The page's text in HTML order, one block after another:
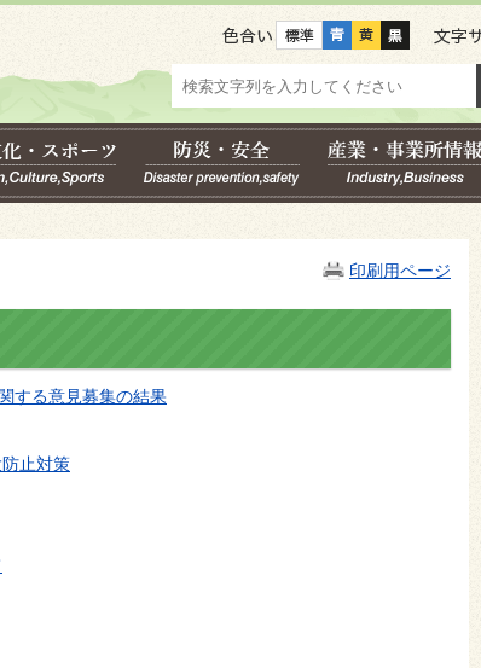
色合い
印刷用ページ
する意見募集の結果
止対策